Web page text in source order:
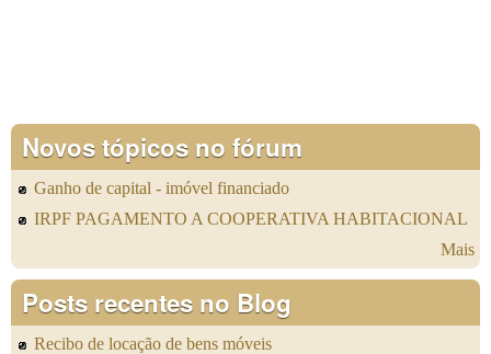
Novos tópicos no fórum
Ganho de capital - imóvel financiado
IRPF PAGAMENTO A COOPERATIVA HABITACIONAL
Mais
Posts recentes no Blog
Recibo de locação de bens móveis